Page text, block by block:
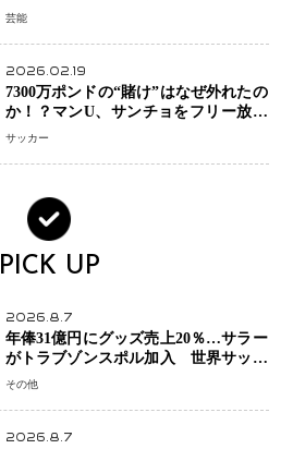
の大惨事コメディ「DIGGER ディガ
芸能
2026.02.19
7300万ポンドの“賭け”はなぜ外れたの
か！？マンU、サンチョをフリー放出
へ・・・補強戦略の転換点に
サッカー
PICK UP
2026.8.7
年俸31億円にグッズ売上20％…サラー
がトラブゾンスポル加入 世界サッカ
ーは「五大リーグ一強」から新時代へ
その他
2026.8.7